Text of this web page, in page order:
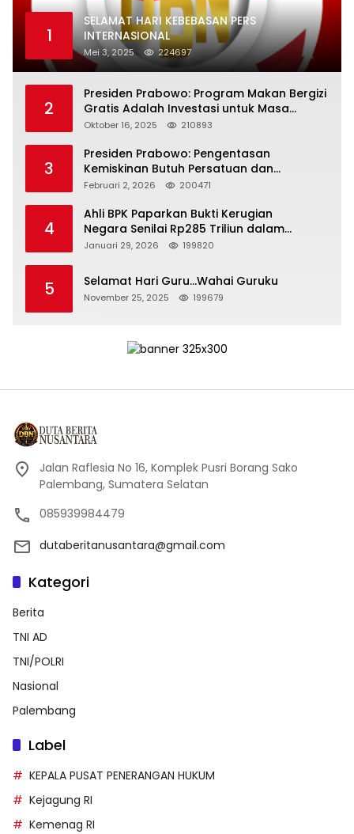
1
SELAMAT HARI KEBEBASAN PERS
INTERNASIONAL
Mei 3, 2025 224697
2
Presiden Prabowo: Program Makan Bergizi
Gratis Adalah Investasi untuk Masa
Depan Bangsa
Oktober 16, 2025 210893
3
Presiden Prabowo: Pengentasan
Kemiskinan Butuh Persatuan dan
Kepemimpinan yang Bertanggung Jawab
Februari 2, 2026 200471
4
Ahli BPK Paparkan Bukti Kerugian
Negara Senilai Rp285 Triliun dalam
Persidangan Korupsi PT Pertamina
Januari 29, 2026 199820
5 Selamat Hari Guru…Wahai Guruku
November 25, 2025 199679
Jalan Raflesia No 16, Komplek Pusri Borang Sako
Palembang, Sumatera Selatan
085939984479
dutaberitanusantara@gmail.com
Kategori
Berita
TNI AD
TNI/POLRI
Nasional
Palembang
Label
KEPALA PUSAT PENERANGAN HUKUM
Kejagung RI
Kemenag RI